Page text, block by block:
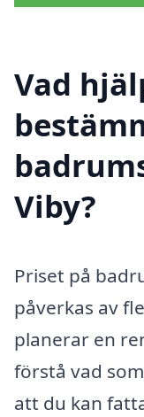
Vad
Viby?
Priset på
påverkas av
planerar en
förstå vad
att du kan